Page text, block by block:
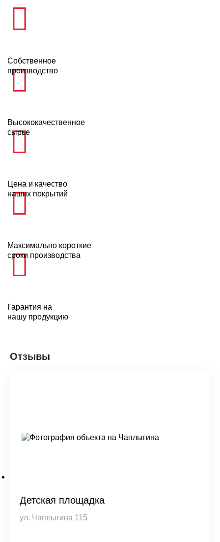
Собственное
производство
Высококачественное
сырье
Цена и качество
наших покрытий
Максимально короткие
сроки производства
Гарантия на
нашу продукцию
Отзывы
Детская площадка
ул. Чаплыгина 115